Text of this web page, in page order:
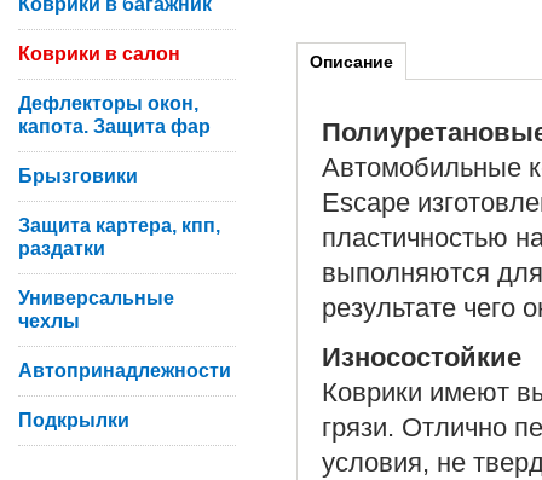
Описание
Автомобильные
Escape
пластичностью
выполняются
результате чего
Износостойкие
Коврики имеют
грязи. Отлично
условия, не
Коврики в багажник
Коврики в салон
Дефлекторы окон,
капота. Защита фар
Брызговики
Защита картера, кпп,
раздатки
Универсальные
чехлы
Автопринадлежности
Подкрылки